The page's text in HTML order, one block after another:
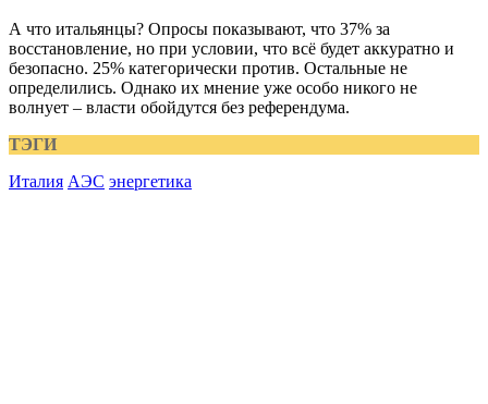
А что итальянцы? Опросы показывают, что 37% за
восстановление, но при условии, что всё будет аккуратно и
безопасно. 25% категорически против. Остальные не
определились. Однако их мнение уже особо никого не
волнует – власти обойдутся без референдума.
ТЭГИ
Италия АЭС энергетика